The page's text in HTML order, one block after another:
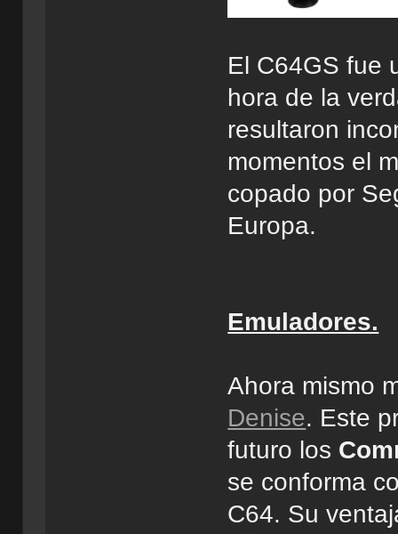
El C64GS fue
hora de la
resultaron
momentos el
copado por
Europa.
Emuladores.
Ahora mismo
Denise. Este
futuro los
se conforma
C64. Su